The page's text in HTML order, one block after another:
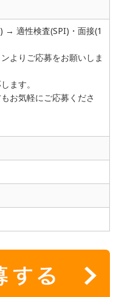
→ 適性検査(SPI)・面接(1
よりご応募をお願いしま
ます。
お気軽にご応募くださ